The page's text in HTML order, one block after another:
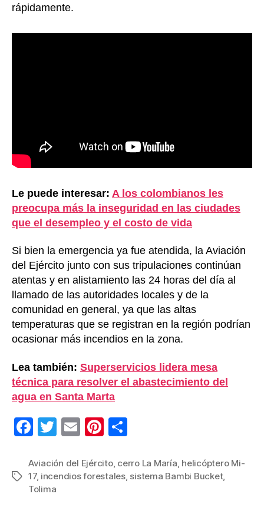
rápidamente.
Le puede interesar: A los colombianos les
preocupa más la inseguridad en las ciudades
que el desempleo y el costo de vida
Si bien la emergencia ya fue atendida, la Aviación
del Ejército junto con sus tripulaciones continúan
atentas y en alistamiento las 24 horas del día al
llamado de las autoridades locales y de la
comunidad en general, ya que las altas
temperaturas que se registran en la región podrían
ocasionar más incendios en la zona.
Lea también: Superservicios lidera mesa
técnica para resolver el abastecimiento del
agua en Santa Marta
F
c
e
T
tt
er
E
ail
Pi
er
e
m
p
Etiquetas
Aviación del Ejército, cerro La María, helicóptero Mi-
17, incendios forestales, sistema Bambi Bucket,
Tolima